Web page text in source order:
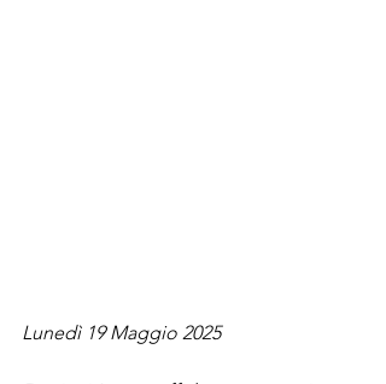
Lunedì 19 Maggio 2025